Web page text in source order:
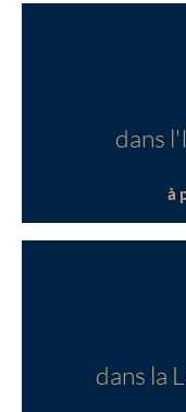
dans
à
dans la